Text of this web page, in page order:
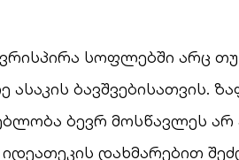
სოფლებში არც თუ
ბავშვებისათვის.
ბევრ მოსწავლეს არ
დახმარებით